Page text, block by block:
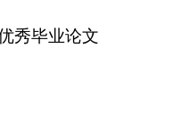
秀毕业论文